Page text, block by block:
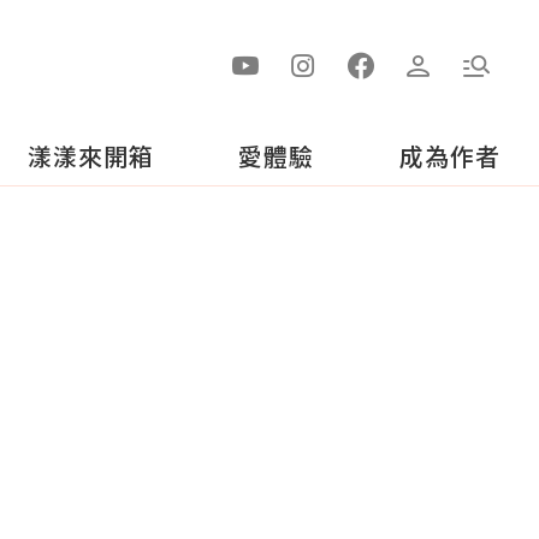
漾漾來開箱 愛體驗 成為作者